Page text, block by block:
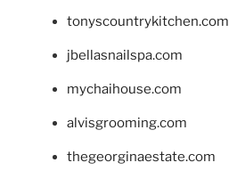
tonyscountrykitchen.com
jbellasnailspa.com
mychaihouse.com
alvisgrooming.com
thegeorginaestate.com